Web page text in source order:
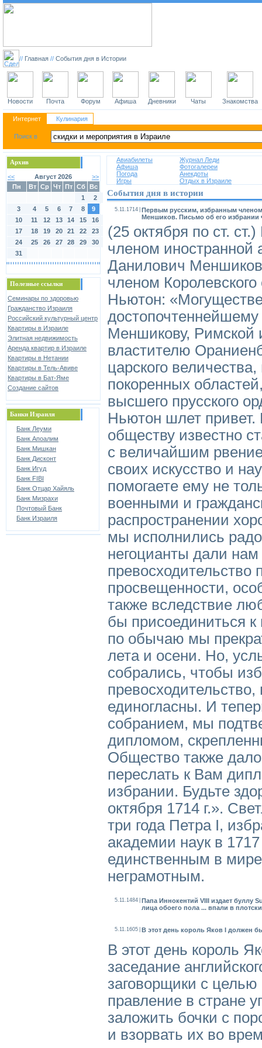
// Главная // События дня в Истории
Новости Почта Форум Афиша Дневники Чаты Знакомства
Интернет Кулинария
Архив
<< Август 2026
>>
Пн
Вт Ср Чт Пт Сб Вс
1
2
3
4 5 6 7 8
9
10
11 12 13 14 15
16
17
18 19 20 21 22
23
24
25 26 27 28 29
30
31
Полезные ссылки
Семинары по здоровью
Гражданство Израиля
Российский культурный центр
Квартиры в Израиле
Элитная недвижимость
Аренда квартир в Израиле
Квартиры в Нетании
Квартиры в Тель-Авиве
Квартиры в Бат-Яме
Создание сайтов
Банки Израиля
Банк Леуми
Банк Апоалим
Банк Мишкан
Банк Дисконт
Банк Игуд
Банк FIBI
Банк Отцар Хайяль
Банк Мизрахи
Почтовый Банк
Банк Израиля
Авиабилеты
Журнал Леди
Афиша
Фотогалереи
Погода
Анекдоты
Игры
Отдых в Израиле
События дня в истории
5.11.1714 Первым русским, избранным
Меншиков. Письмо об его избрании
(25 октября по ст.
членом иностранной
Данилович
членом
Ньютон:
достопочтеннейшему
Меншикову, Римской
властителю
царского
покоренных
высшего прусского
Ньютон шлет привет.
обществу известно
с величайшим
своих искусство и
помогаете ему не
военными и
распространении
мы исполнились
негоцианты дали
просвещенности,
также вследствие
бы присоединиться
по обычаю мы
лета и осени. Но,
собрались, чтобы
единогласны. И
собранием, мы
дипломом,
Общество также
переслать к Вам
избрании. Будьте
октября 1714 г.».
три года Петра I,
академии наук в
единственным в
неграмотным.
5.11.1484 Папа Иннокентий VIII издает буллу
лица обоего пола ... впали в
5.11.1605 В этот день король Яков I должен
В этот день король
заседание
заговорщики с целью
правление в стране
заложить бочки с
и взорвать их во